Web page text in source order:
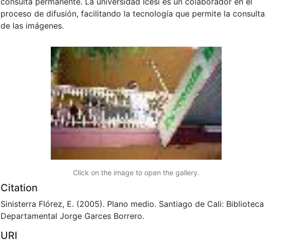
proceso de difusión, facilitando la tecnología que permite la consulta
de las imágenes.
Click on the image to open the gallery.
Citation
Sinisterra Flórez, E. (2005). Plano medio. Santiago de Cali: Biblioteca
Departamental Jorge Garces Borrero.
URI